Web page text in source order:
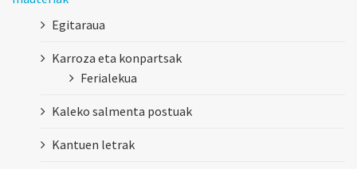
Egitaraua
Karroza eta konpartsak
Ferialekua
Kaleko salmenta postuak
Kantuen letrak